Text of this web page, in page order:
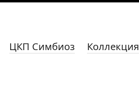
ЦКП Симбиоз Коллекция